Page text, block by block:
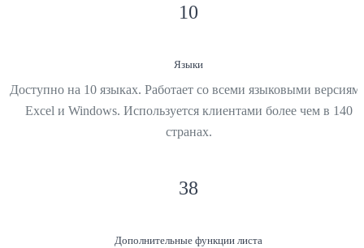
10
Языки
Доступно на 10 языках. Работает со всеми языковыми
Excel и Windows. Используется клиентами более чем в 140
странах.
38
Дополнительные функции листа